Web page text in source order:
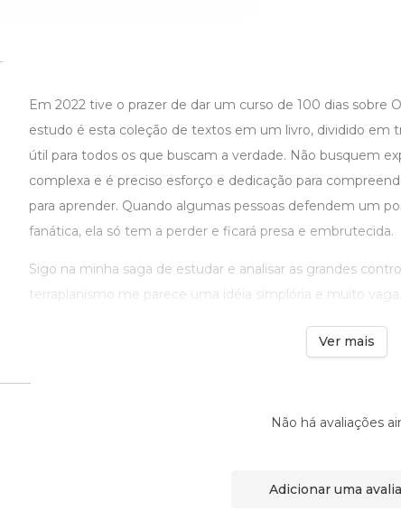
Em 2022 tive o prazer de dar um curso de 100 dias sobre
estudo é esta coleção de textos em um livro, dividido em
útil para todos os que buscam a verdade. Não busquem
complexa e é preciso esforço e dedicação para
para aprender. Quando algumas pessoas defendem um
fanática, ela só tem a perder e ficará presa e embrutecida.
Sigo na minha saga de estudar e analisar as grandes
terraplanismo me parece uma idéia simplória e muito vaga,
Ver mais
Não há avaliações
Adicionar uma